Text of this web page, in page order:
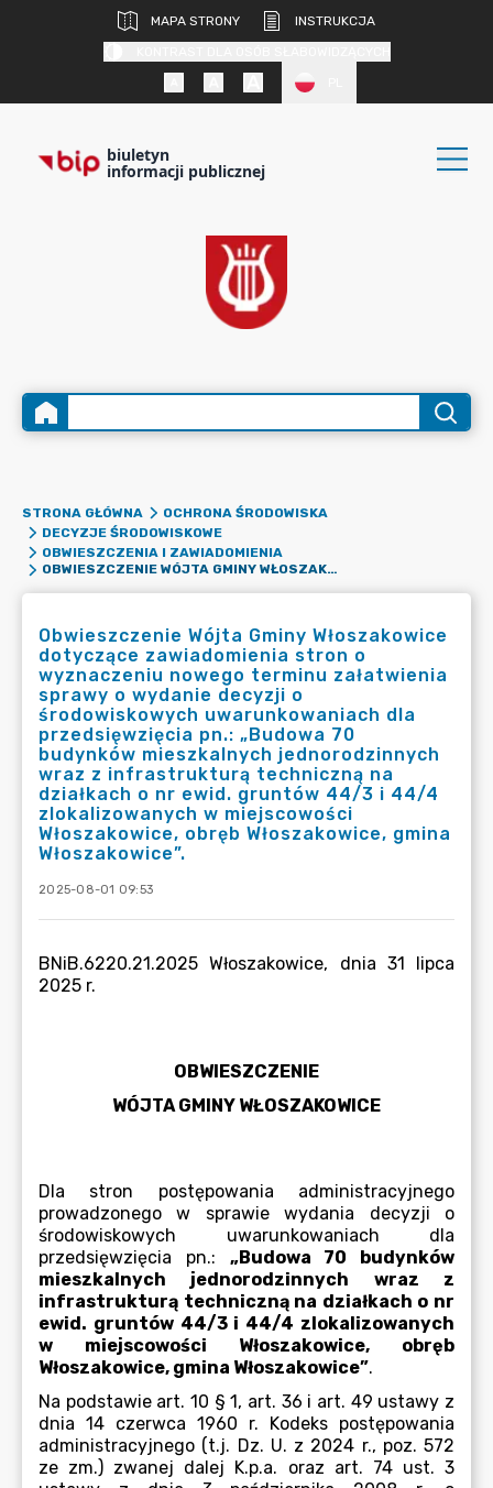
MAPA STRONY
INSTRUKCJA
biuletyn
informacji publicznej
STRONA GŁÓWNA
OCHRONA ŚRODOWISKA
DECYZJE ŚRODOWISKOWE
OBWIESZCZENIA I ZAWIADOMIENIA
OBWIESZCZENIE WÓJTA GMINY WŁOSZAKOWICE DOTYCZĄCE ZAWIADOMIENIA STRON O WYZNACZENIU NOWEGO TERMINU ZAŁATWIENIA SPRAWY O WYDANIE DECYZJI O ŚRODOWISKOWYCH UWARUNKOWANIACH DLA PRZEDSIĘWZIĘCIA PN.: „BUDOWA 70 BUDYNKÓW MIESZKALNYCH JEDNORODZINNYCH WRAZ Z INFRASTRUKTURĄ TECHNICZNĄ NA DZIAŁKACH O NR EWID. GRUNTÓW 44/3 I 44/4 ZLOKALIZOWANYCH W MIEJSCOWOŚCI WŁOSZAKOWICE, OBRĘB WŁOSZAKOWICE, GMINA WŁOSZAKOWICE”.
Obwieszczenie Wójta Gminy Włoszakowice
dotyczące zawiadomienia stron o
wyznaczeniu nowego terminu załatwienia
sprawy o wydanie decyzji o
środowiskowych uwarunkowaniach dla
przedsięwzięcia pn.: „Budowa 70
budynków mieszkalnych jednorodzinnych
wraz z infrastrukturą techniczną na
działkach o nr ewid. gruntów 44/3 i 44/4
zlokalizowanych w miejscowości
Włoszakowice, obręb Włoszakowice, gmina
Włoszakowice”.
2025-08-01 09:53